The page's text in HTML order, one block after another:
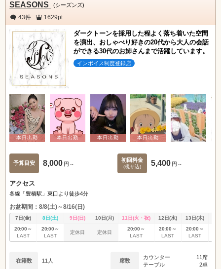
SEASONS (シーズンズ)
43件 1629pt
ダークトーンを採用した程よく落ち着いた空間
を演出、おしゃべり好きの20代から大人の会話
ができる30代のお姉さんまで活躍しています。
インボイス制度登録店
予算目安 8,000 円～
初回料金
(税サ込) 5,400 円～
アクセス
各線「豊橋駅」東口より徒歩4分
お盆期間：8/8(土)～8/16(日)
7日(金) 8日(土) 9日(日) 10日(月) 11日(火・祝) 12日(水) 13日(木)
20:00～
LAST
20:00～
LAST
定休日 定休日
20:00～
LAST
20:00～
LAST
20:00～
LAST
在籍数 11人 席数
カウンター
11席
テーブル
2卓